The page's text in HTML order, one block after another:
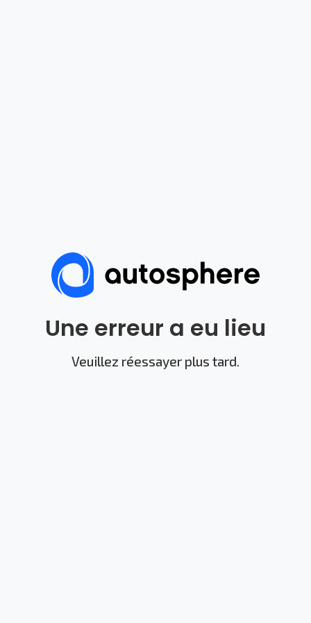
Une erreur a eu lieu
Veuillez réessayer plus tard.